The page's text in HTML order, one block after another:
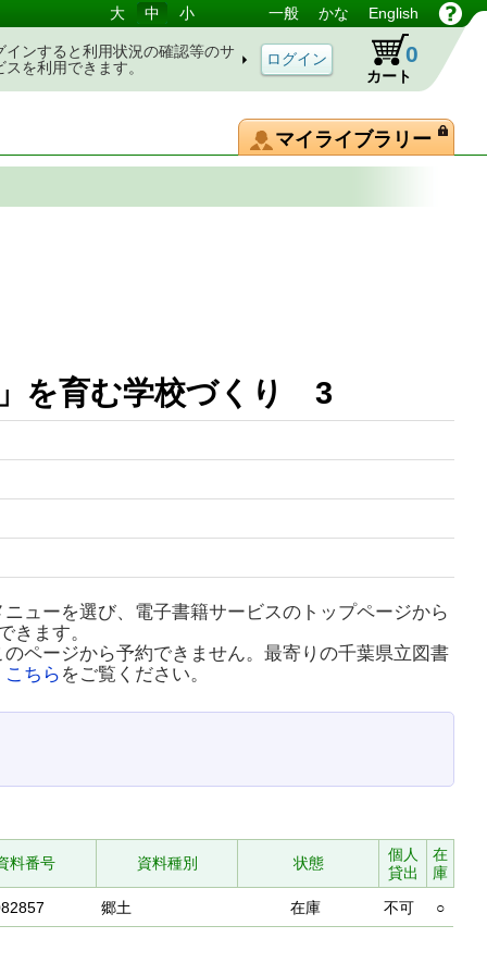
大 中 小 一般 かな English
インすると利用状況の確認等のサ
スを利用できます。
カート
0
マイライブラリー
を育む学校づくり 3
ューを選び、電子書籍サービスのトップページから
きます。
ページから予約できません。最寄りの千葉県立図書
こちら をご覧ください。
料番号 資料種別 状態
個人
貸出
在
庫
郷土 在庫 不可 ○